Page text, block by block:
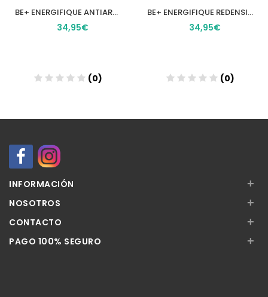
BE+ ENERGIFIQUE ANTIARRUGAS CREMA NOCTURNA REGENERADORA 1 ENVASE 50 ml
34,95€
(0)
BE+ ENERGIFIQUE REDENSIFICANTE CREMA NUTRITIVA PIEL NORMAL MIXTA 1 TARRO 50 ML
34,95€
(0)
INFORMACIÓN +
NOSOTROS +
CONTACTO +
PAGO 100% SEGURO +